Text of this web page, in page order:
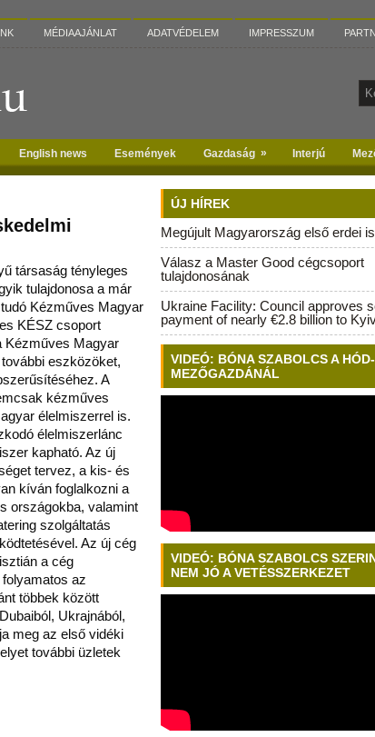
MÉDIAAJÁNLAT ADATVÉDELEM IMPRESSZUM
English news Események Gazdaság » Interjú
társaság tényleges
tulajdonosa a már
Kézműves Magyar
KÉSZ csoport
Kézműves Magyar
eszközöket,
A
kézműves
élelmiszerrel is.
élelmiszerlánc
kapható. Az új
tervez, a kis- és
kíván foglalkozni a
országokba, valamint
szolgáltatás
Az új cég
a cég
az
többek között
Ukrajnából,
meg az első vidéki
további üzletek
ÚJ HÍREK
Megújult Magyarország első erdei
Válasz a Master Good cégcsoport
tulajdonosának
Ukraine Facility: Council approves
payment of nearly €2.8 billion to
VIDEÓ: BÓNA SZABOLCS A HÓD-
MEZŐGAZDÁNÁL
VIDEÓ: BÓNA SZABOLCS
NEM JÓ A VETÉSSZERKEZET